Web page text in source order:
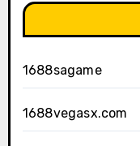
1688sagame
1688vegasx.com